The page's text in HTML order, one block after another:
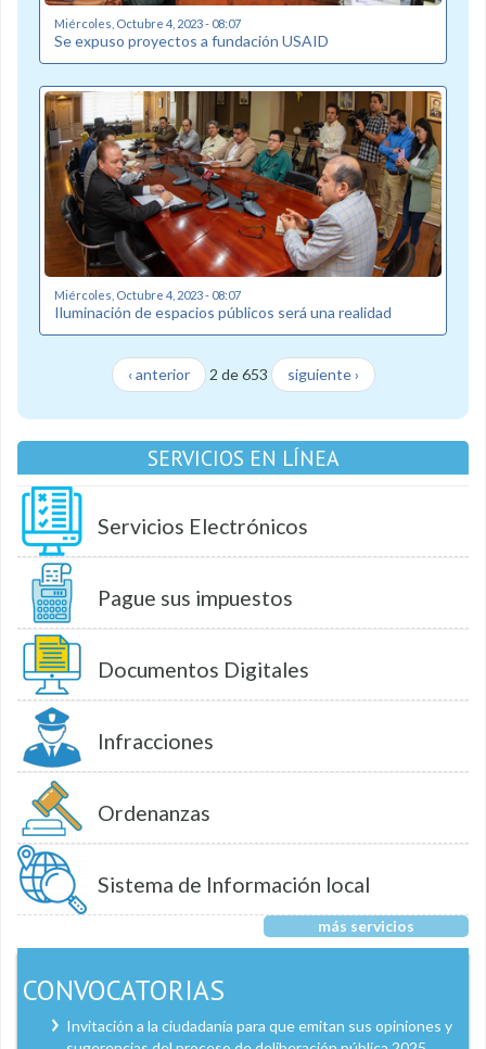
Miércoles, Octubre 4, 2023 - 08:07
Se expuso proyectos a fundación USAID
Miércoles, Octubre 4, 2023 - 08:07
Iluminación de espacios públicos será una realidad
‹ anterior 2 de 653 siguiente ›
SERVICIOS EN LÍNEA
Servicios Electrónicos
Pague sus impuestos
Documentos Digitales
Infracciones
Ordenanzas
Sistema de Información local
más servicios
CONVOCATORIAS
Invitación a la ciudadanía para que emitan sus opiniones y